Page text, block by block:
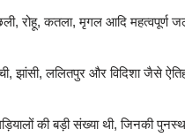
रोहू, कतला, मृगल आदि महत्वपूर्ण
झांसी, ललितपुर और विदिशा जैसे
की बड़ी संख्या थी, जिनकी